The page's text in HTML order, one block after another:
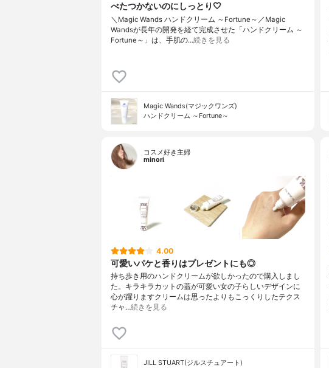
べたつかないのにしっとり🤍
＼Magic Wands ハンドクリーム ～Fortune～／Magic
Wandsが長年の開発を経て完成させた「ハンドクリーム ～
Fortune～」は、手肌の…続きを見る
Magic Wands(マジックワンズ)
ハンドクリーム ～Fortune～
コスメ好き主婦
minori
4.00
可愛いパケと香りはプレゼントにも◎
持ち歩き用のハンドクリームが欲しかったので購入しまし
た。キラキラカットの蓋が可愛い女の子らしいデザインに
心が躍りますクリームは思ったよりもこっくりしたテクス
チャ…続きを見る
JILL STUART(ジルスチュアート)